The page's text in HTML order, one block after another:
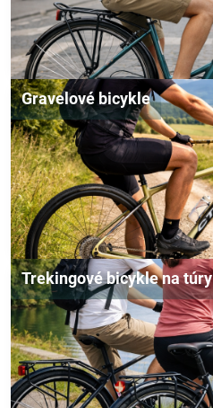
Gravelové bicykle
Trekingové bicykle na túry